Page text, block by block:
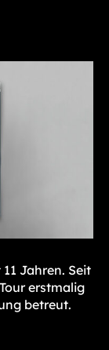
Jahren. Seit
erstmalig
betreut.